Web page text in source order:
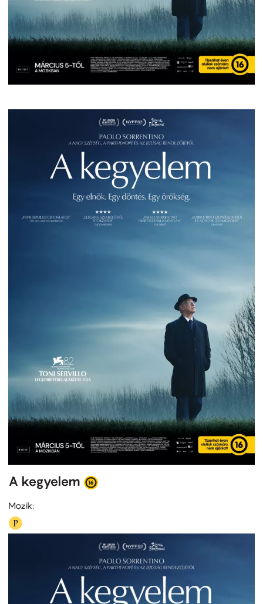
A kegyelem
Mozik: